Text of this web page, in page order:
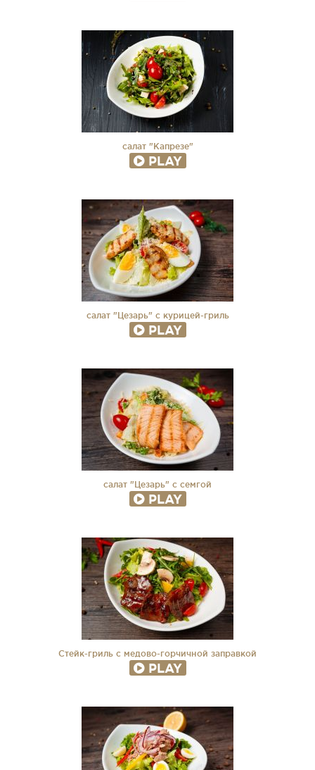
салат "Капрезе"
PLAY
салат "Цезарь" с курицей-гриль
PLAY
салат "Цезарь" с семгой
PLAY
Стейк-гриль с медово-горчичной заправкой
PLAY